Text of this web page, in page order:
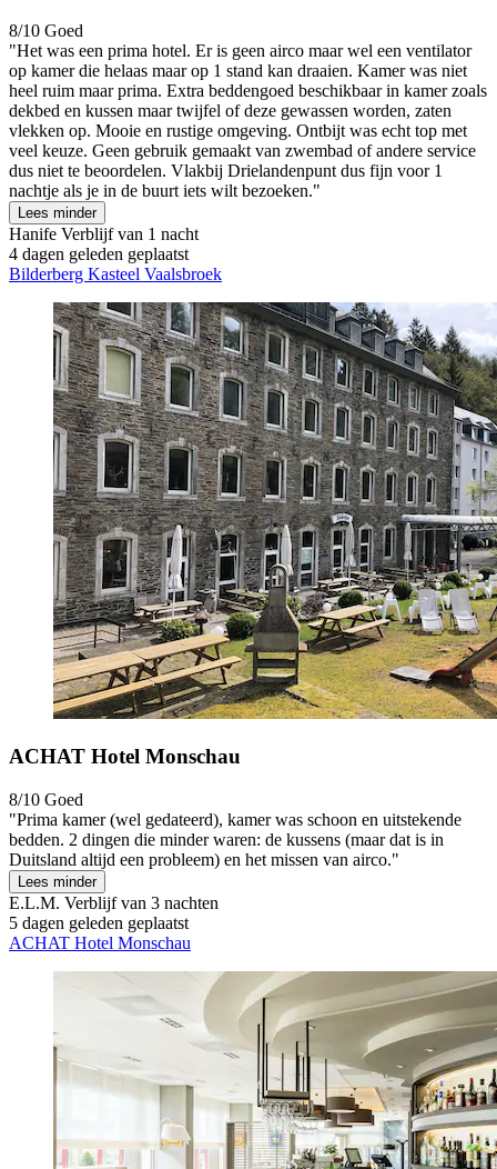
8/10 Goed
"Het was een prima hotel. Er is geen airco maar wel een ventilator
op kamer die helaas maar op 1 stand kan draaien. Kamer was niet
heel ruim maar prima. Extra beddengoed beschikbaar in kamer zoals
dekbed en kussen maar twijfel of deze gewassen worden, zaten
vlekken op. Mooie en rustige omgeving. Ontbijt was echt top met
veel keuze. Geen gebruik gemaakt van zwembad of andere service
dus niet te beoordelen. Vlakbij Drielandenpunt dus fijn voor 1
nachtje als je in de buurt iets wilt bezoeken."
Lees minder
Hanife Verblijf van 1 nacht
4 dagen geleden geplaatst
Bilderberg Kasteel Vaalsbroek
ACHAT Hotel Monschau
8/10 Goed
"Prima kamer (wel gedateerd), kamer was schoon en uitstekende
bedden. 2 dingen die minder waren: de kussens (maar dat is in
Duitsland altijd een probleem) en het missen van airco."
Lees minder
E.L.M. Verblijf van 3 nachten
5 dagen geleden geplaatst
ACHAT Hotel Monschau